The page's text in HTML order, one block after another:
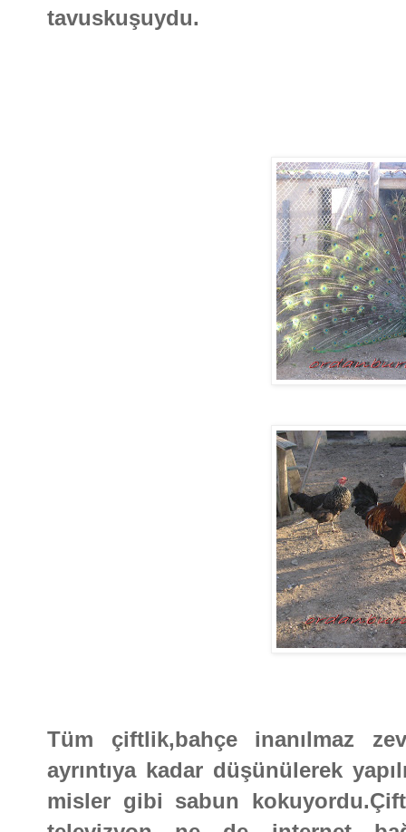
tavuskuşuydu.
Tüm çiftlik,bahçe inanılmaz
ayrıntıya kadar düşünülerek
misler gibi sabun